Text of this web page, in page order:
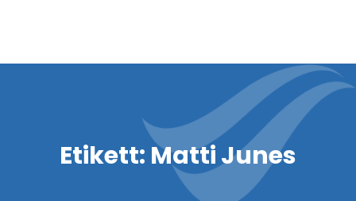
Etikett: Matti Junes